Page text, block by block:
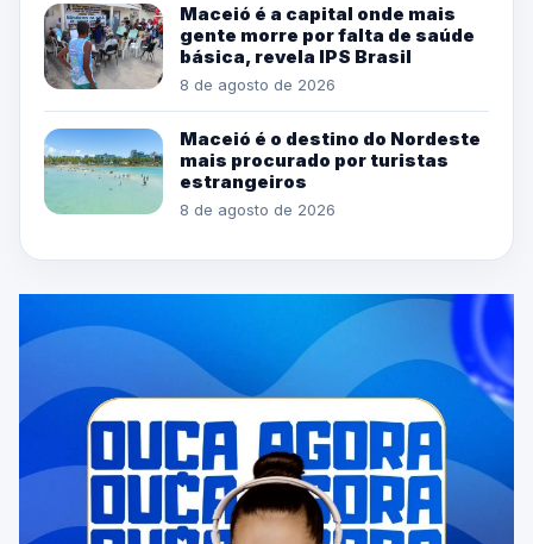
Maceió é a capital onde mais
gente morre por falta de saúde
básica, revela IPS Brasil
8 de agosto de 2026
Maceió é o destino do Nordeste
mais procurado por turistas
estrangeiros
8 de agosto de 2026